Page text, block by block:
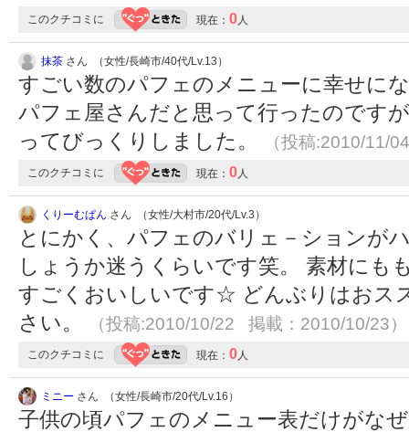
このクチコミに 現在： 0人
抹茶 さん （女性/長崎市/40代/Lv.13）
すごい数のパフェのメニューに幸せに
パフェ屋さんだと思って行ったのです
ってびっくりしました。
（投稿:2010/11/
このクチコミに 現在： 0人
くりーむぱん さん （女性/大村市/20代/Lv.3）
とにかく、パフェのバリェ－ションが
しょうか迷うくらいです笑。 素材にも
すごくおいしいです☆ どんぶりはおス
さい。
（投稿:2010/10/22 掲載：2010/10/23）
このクチコミに 現在： 0人
ミニー さん （女性/長崎市/20代/Lv.16）
子供の頃パフェのメニュー表だけがな